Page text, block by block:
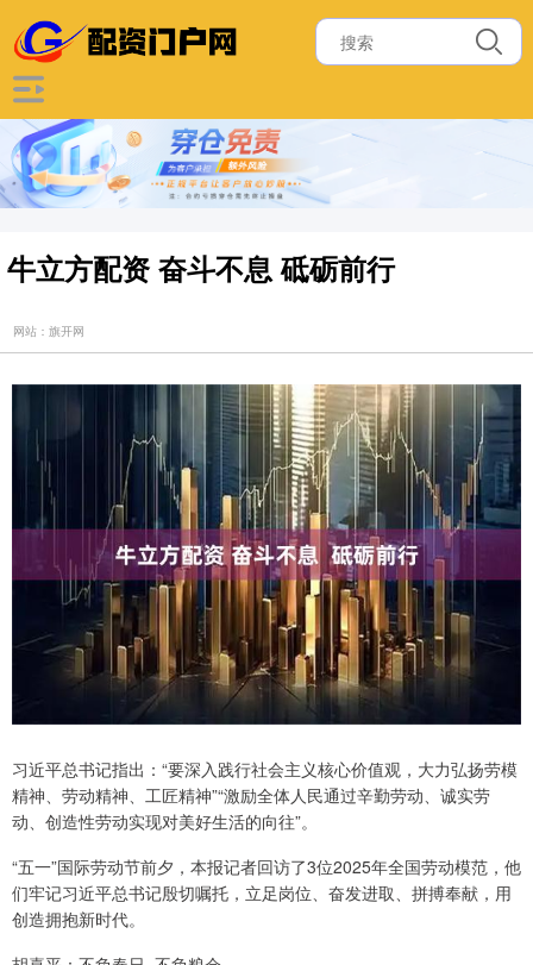
牛立方配资 奋斗不息 砥砺前行
网站：旗开网
习近平总书记指出：“要深入践行社会主义核心价值观，大力弘扬劳模
精神、劳动精神、工匠精神”“激励全体人民通过辛勤劳动、诚实劳
动、创造性劳动实现对美好生活的向往”。
“五一”国际劳动节前夕，本报记者回访了3位2025年全国劳动模范，他
们牢记习近平总书记殷切嘱托，立足岗位、奋发进取、拼搏奉献，用
创造拥抱新时代。